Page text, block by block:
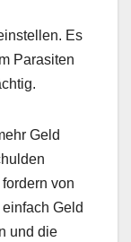
Es
Parasiten
Geld
von
Geld
und die